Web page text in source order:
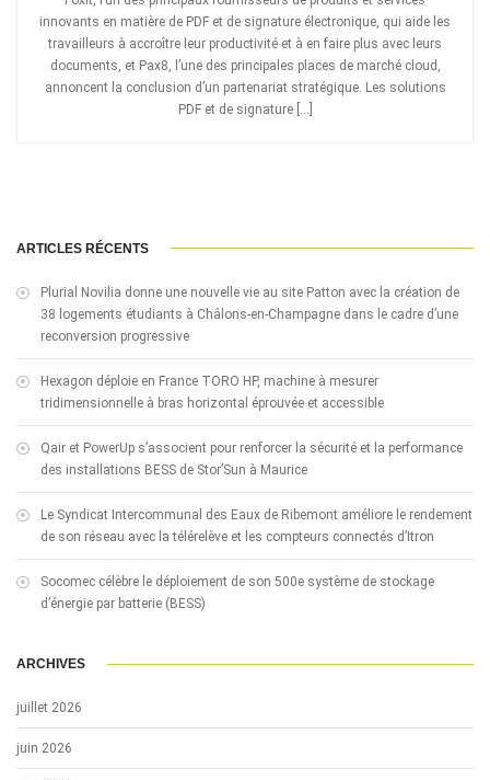
innovants en matière de PDF et de signature électronique, qui aide les
travailleurs à accroître leur productivité et à en faire plus avec leurs
documents, et Pax8, l’une des principales places de marché cloud,
annoncent la conclusion d’un partenariat stratégique. Les solutions
PDF et de signature […]
ARTICLES RÉCENTS
Plurial Novilia donne une nouvelle vie au site Patton avec la création de
38 logements étudiants à Châlons-en-Champagne dans le cadre d’une
reconversion progressive
Hexagon déploie en France TORO HP, machine à mesurer
tridimensionnelle à bras horizontal éprouvée et accessible
Qair et PowerUp s’associent pour renforcer la sécurité et la performance
des installations BESS de Stor’Sun à Maurice
Le Syndicat Intercommunal des Eaux de Ribemont améliore le rendement
de son réseau avec la télérelève et les compteurs connectés d’Itron
Socomec célèbre le déploiement de son 500e système de stockage
d’énergie par batterie (BESS)
ARCHIVES
juillet 2026
juin 2026